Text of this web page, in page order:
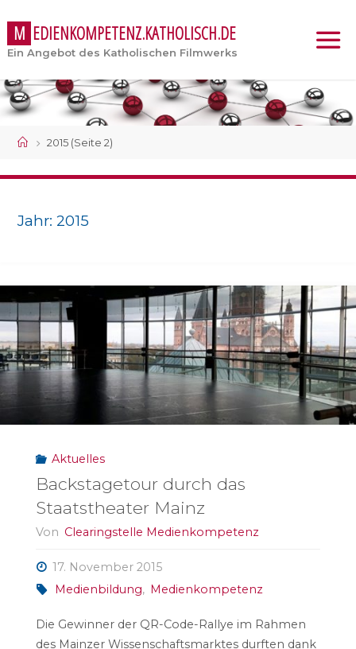
M EDIENKOMPETENZ.KATHOLISCH.DE
Ein Angebot des Katholischen Filmwerks
Start2015 (Seite 2)
Jahr:2015
Aktuelles
Backstagetour durch das
Staatstheater Mainz
Von Clearingstelle Medienkompetenz
17. November 2015
Medienbildung, Medienkompetenz
Die Gewinner der QR-Code-Rallye im Rahmen
des Mainzer Wissenschaftsmarktes durften dank